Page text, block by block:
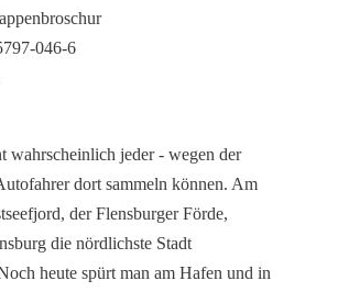
046-6
wahrscheinlich jeder - wegen der
dort sammeln können. Am
der Flensburger Förde,
die nördlichste Stadt
heute spürt man am Hafen und in